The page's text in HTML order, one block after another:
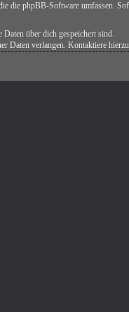
die phpBB-Software umfassen.
über dich gespeichert sind.
Daten verlangen. Kontaktiere